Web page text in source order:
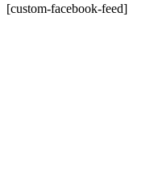
[custom-facebook-feed]